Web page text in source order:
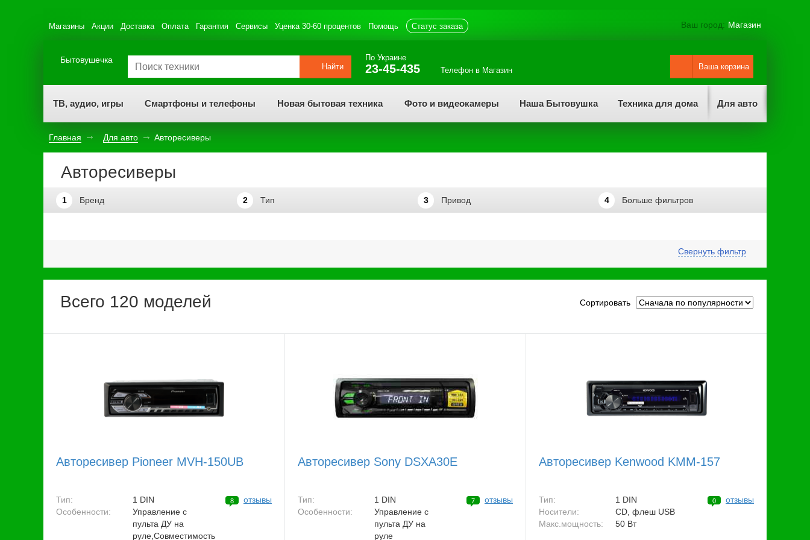
Магазины Акции Доставка Оплата Гарантия Сервисы Уценка 30-60 процентов Помощь статус заказа Ваш город: Магазин
Бытовушечка
Найти
По Украине
23-45-435 Телефон в Магазин Ваша корзина
ТВ, аудио, игры Смартфоны и телефоны Новая бытовая техника Фото и видеокамеры Наша Бытовушка Техника для дома Для авто
Главная Для авто Авторесиверы
Авторесиверы
1 Бренд 2 Тип 3 Привод 4 Больше фильтров
Свернуть фильтр
Всего 120 моделей Сортировать
Авторесивер Pioneer MVH-150UB
Тип:
1 DIN
Особенности:
Управление с
пульта ДУ на
руле,Совместимость
8 отзывы
Авторесивер Sony DSXA30E
Тип:
1 DIN
Особенности:
Управление с
пульта ДУ на
руле
7 отзывы
Авторесивер Kenwood KMM-157
Тип:
1 DIN
Носители:
CD, флеш USB
Макс.мощность:
50 Вт
0 отзывы